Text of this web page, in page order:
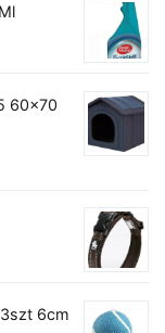
60x70
3szt 6cm